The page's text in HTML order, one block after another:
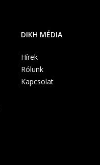
DIKH MÉDIA
Hírek
Rólunk
Kapcsolat